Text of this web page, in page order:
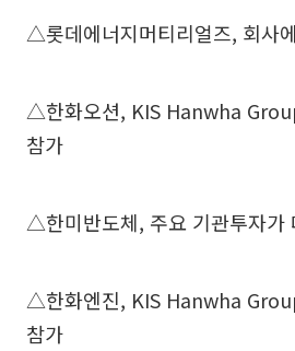
△롯데에너지머티리얼즈, 회사
△한화오션, KIS Hanwha
참가
△한미반도체, 주요 기관투자가
△한화엔진, KIS Hanwha
참가